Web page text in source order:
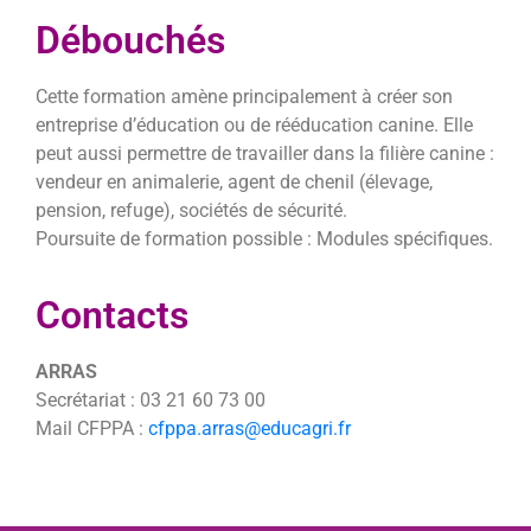
Débouchés
Cette formation amène principalement à créer son
entreprise d’éducation ou de rééducation canine. Elle
peut aussi permettre de travailler dans la filière canine :
vendeur en animalerie, agent de chenil (élevage,
pension, refuge), sociétés de sécurité.
Poursuite de formation possible : Modules spécifiques.
Contacts
ARRAS
Secrétariat : 03 21 60 73 00
Mail CFPPA : cfppa.arras@educagri.fr